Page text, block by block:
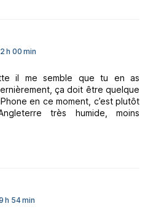
h 00 min
il me semble que tu en as
ça doit être quelque
en ce moment, c’est plutôt
très humide, moins
h 54 min